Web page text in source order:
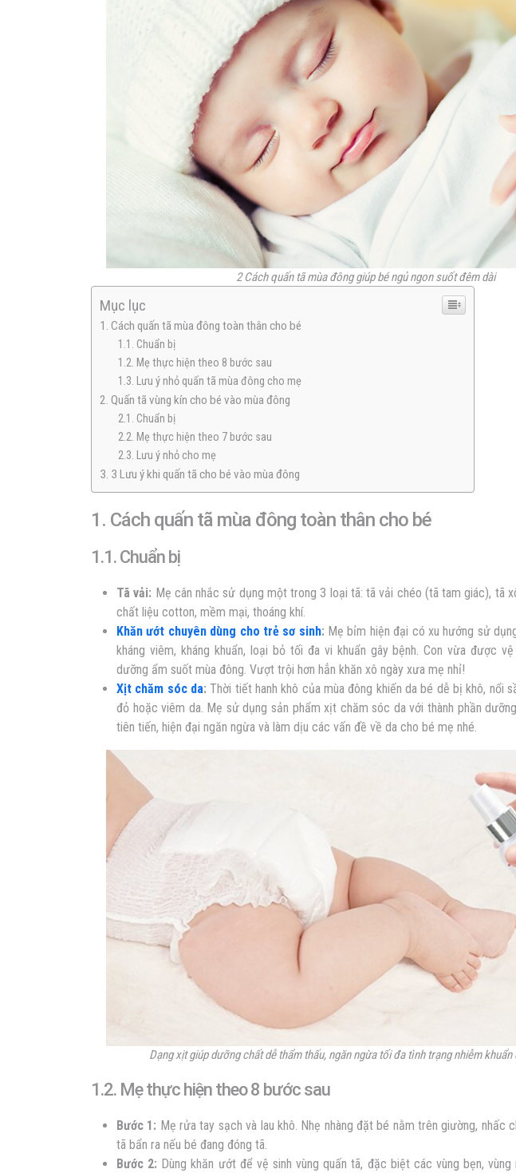
2 Cách quấn tã mùa đông giúp bé ngủ ngon suốt đêm dài
Mục lục
1. Cách quấn tã mùa đông toàn thân cho bé
1.1. Chuẩn bị
1.2. Mẹ thực hiện theo 8 bước sau
1.3. Lưu ý nhỏ quấn tã mùa đông cho mẹ
2. Quấn tã vùng kín cho bé vào mùa đông
2.1. Chuẩn bị
2.2. Mẹ thực hiện theo 7 bước sau
2.3. Lưu ý nhỏ cho mẹ
3. 3 Lưu ý khi quấn tã cho bé vào mùa đông
1. Cách quấn tã mùa đông toàn thân cho bé
1.1. Chuẩn bị
Tã vải: Mẹ cân nhắc sử dụng một trong 3 loại tã: tã vải chéo (tã tam giác), tã
chất liệu cotton, mềm mại, thoáng khí.
Khăn ướt chuyên dùng cho trẻ sơ sinh: Mẹ bỉm hiện đại có xu hướng sử
kháng viêm, kháng khuẩn, loại bỏ tối đa vi khuẩn gây bệnh. Con vừa được
dưỡng ẩm suốt mùa đông. Vượt trội hơn hẳn khăn xô ngày xưa mẹ nhỉ!
Xịt chăm sóc da:Thời tiết hanh khô của mùa đông khiến da bé dễ bị khô, nổi
đỏ hoặc viêm da. Mẹ sử dụng sản phẩm xịt chăm sóc da với thành phần
tiên tiến, hiện đại ngăn ngừa và làm dịu các vấn đề về da cho bé mẹ nhé.
Dạng xịt giúp dưỡng chất dễ thẩm thấu, ngăn ngừa tối đa tình trạng nhiễm
1.2. Mẹ thực hiện theo 8 bước sau
Bước 1: Mẹ rửa tay sạch và lau khô. Nhẹ nhàng đặt bé nằm trên giường, nhấc
tã bẩn ra nếu bé đang đóng tã.
Bước 2: Dùng khăn ướt để vệ sinh vùng quấn tã, đặc biệt các vùng bẹn,